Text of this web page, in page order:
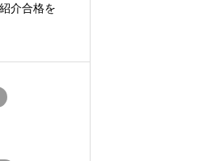
介合格を